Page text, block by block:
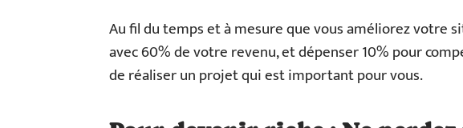
Au fil du temps et à mesure que vous améliorez votre
avec 60% de votre revenu, et dépenser 10% pour
de réaliser un projet qui est important pour vous.